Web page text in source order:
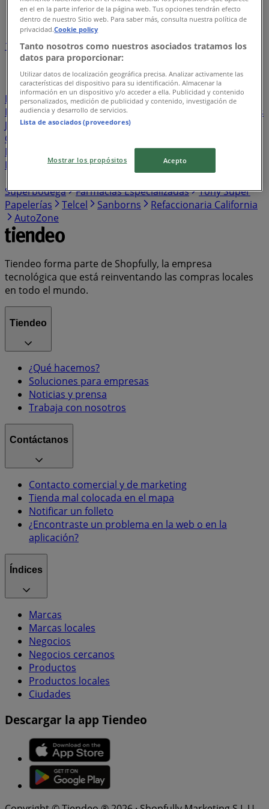
Índice de negocios en Macuspana
1 345
26
Farmacias Benavides
Construrama
Liverpool
Farmacias YZA
Zorro Banregio La Comer
La
Parisina
Sayer Interceramic
Carl's
Jr
Vianney Modatelas Plaza de la Tecnología
Club
McDonald's
Steren
Burger King
Domino's Pizza
Helvex Soriana Súper
Superbodega
Farmacias Especializadas
Tony Super
Papelerías
Telcel Sanborns
Refaccionaria California
AutoZone
Tiendeo forma parte de Shopfully, la empresa
tecnológica que está reinventando las compras locales
en todo el mundo.
Tiendeo
¿Qué hacemos?
Soluciones para empresas
Noticias y prensa
Trabaja con nosotros
Contáctanos
Contacto comercial y de marketing
Tienda mal colocada en el mapa
Notificar un folleto
¿Encontraste un problema en la web o en la
aplicación?
Índices
Marcas
Marcas locales
Negocios
Negocios cercanos
Productos
Productos locales
Ciudades
Descargar la app Tiendeo
en el en la parte inferior de la página web. Tus opciones tendrán efecto
dentro de nuestro Sitio web. Para saber más, consulta nuestra política de
privacidad.Cookie policy
Tanto nosotros como nuestros asociados tratamos los
datos para proporcionar:
Utilizar datos de localización geográfica precisa. Analizar activamente las
características del dispositivo para su identificación. Almacenar la
información en un dispositivo y/o acceder a ella. Publicidad y contenido
personalizados, medición de publicidad y contenido, investigación de
audiencia y desarrollo de servicios.
Lista de asociados (proveedores)
Mostrar los propósitos Acepto